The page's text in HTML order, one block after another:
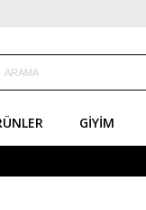
GIYIM